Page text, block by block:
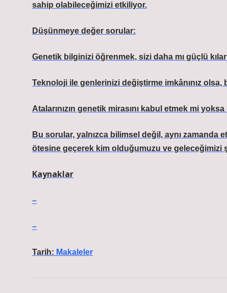
sahip olabileceğimizi etkiliyor.
Düşünmeye değer sorular:
Genetik bilginizi öğrenmek, sizi daha mı güçlü kılar
Teknoloji ile genlerinizi değiştirme imkânınız olsa,
Atalarınızın genetik mirasını kabul etmek mi
Bu sorular, yalnızca bilimsel değil, aynı zamanda
ötesine geçerek kim olduğumuzu ve geleceğimizi
Kaynaklar
–
–
Tarih: Makaleler